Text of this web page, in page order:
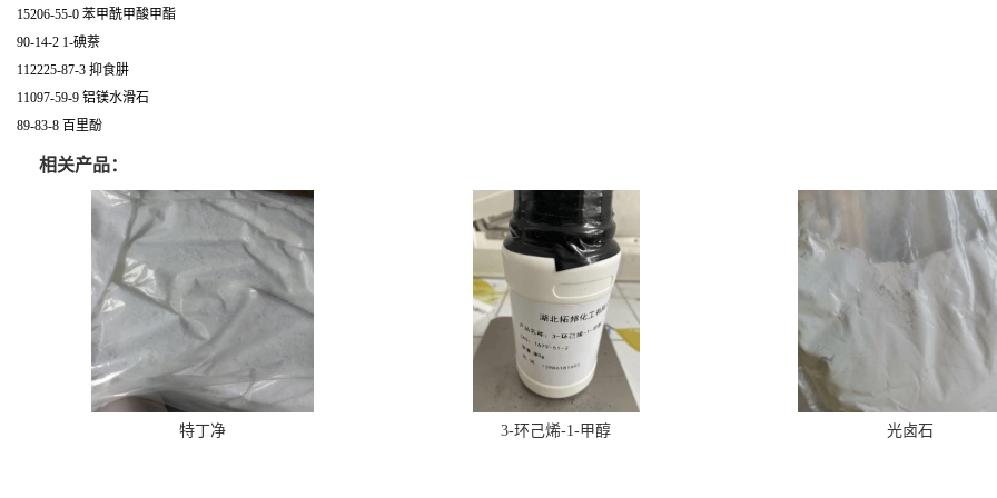
15206-55-0 苯甲酰甲酸甲酯
90-14-2 1-碘萘
112225-87-3 抑食肼
11097-59-9 铝镁水滑石
89-83-8 百里酚
相关产品：
特丁净 3-环己烯-1-甲醇 光卤石